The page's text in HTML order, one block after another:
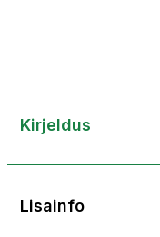
Kirjeldus
Lisainfo